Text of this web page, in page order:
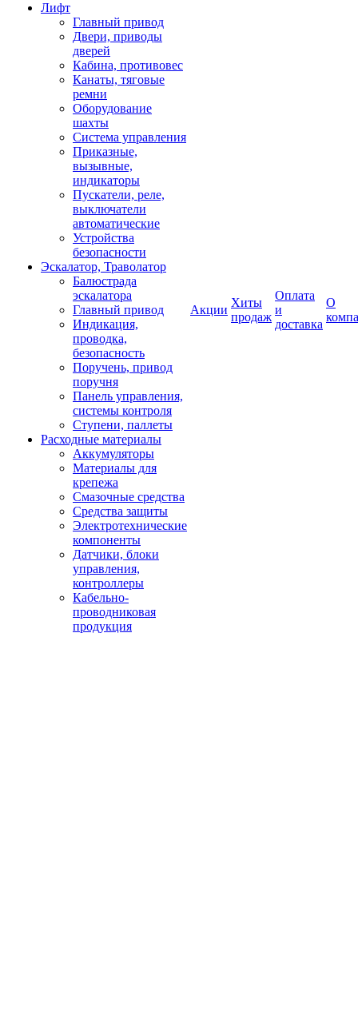
Лифт
Главный привод
Двери, приводы
дверей
Кабина, противовес
Канаты, тяговые
ремни
Оборудование
шахты
Система управления
Приказные,
вызывные,
индикаторы
Пускатели, реле,
выключатели
автоматические
Устройства
безопасности
Эскалатор, Траволатор
Балюстрада
эскалатора
Главный привод
Индикация,
проводка,
безопасность
Поручень, привод
поручня
Панель управления,
системы контроля
Ступени, паллеты
Расходные материалы
Аккумуляторы
Материалы для
крепежа
Смазочные средства
Средства защиты
Электротехнические
компоненты
Датчики, блоки
управления,
контроллеры
Кабельно-
проводниковая
продукция
Акции
Хиты
продаж
Оплата
и
доставка
О